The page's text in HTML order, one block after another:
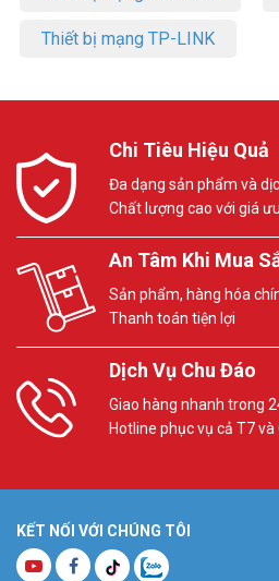
Thiết bị mạng TP-LINK
Chi Tiêu Hiệu Quả
Đa dạng sản phẩm và
Chất lượng cao với giá
An Tâm Khi Mua
Sản phẩm, hàng hóa
Thanh toán tiện lợi
Dịch Vụ Chu Đáo
Giao hàng nhanh trong
Hotline phục vụ cả T7 và
KẾT NỐI VỚI CHÚNG TÔI